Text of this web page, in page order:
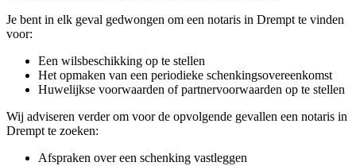
Je bent in elk geval gedwongen om een notaris in Drempt te vinden
voor:
Een wilsbeschikking op te stellen
Het opmaken van een periodieke schenkingsovereenkomst
Huwelijkse voorwaarden of partnervoorwaarden op te stellen
Wij adviseren verder om voor de opvolgende gevallen een notaris in
Drempt te zoeken:
Afspraken over een schenking vastleggen